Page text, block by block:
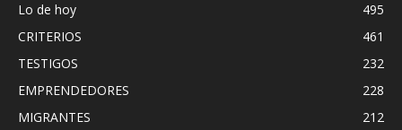
Lo de hoy
495
CRITERIOS
461
TESTIGOS
232
EMPRENDEDORES
228
MIGRANTES
212